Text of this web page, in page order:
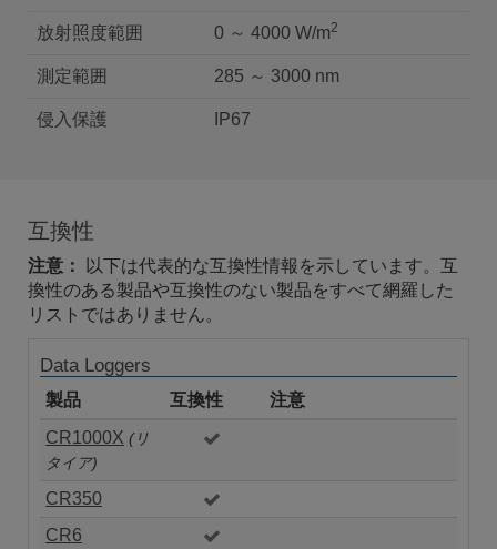
放射照度範囲 0 ～ 4000 W/m2
測定範囲 285 ～ 3000 nm
侵入保護 IP67
互換性
注意：
以下は代表的な互換性情報を示しています。互
換性のある製品や互換性のない製品をすべて網羅した
リストではありません。
Data Loggers
製品 互換性
注意
CR1000X (リ
タイア)
CR350
CR6